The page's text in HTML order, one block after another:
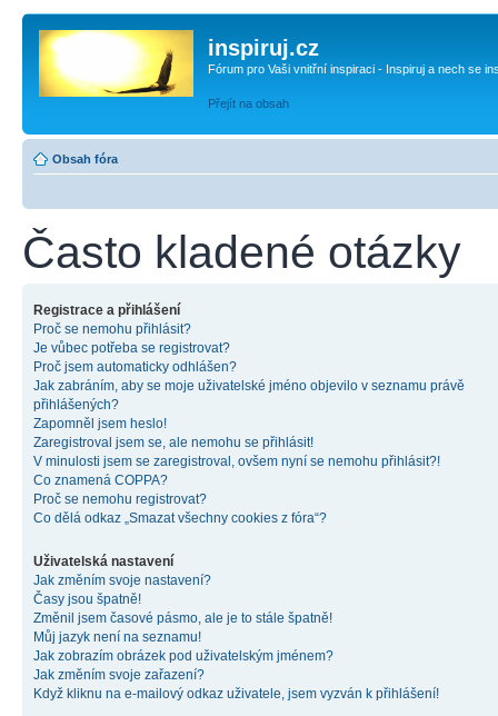
inspiruj.cz
Fórum pro Vaši vnitřní inspiraci - Inspiruj a nech se
Přejít na obsah
Obsah fóra
Často kladené otázky
Registrace a přihlášení
Proč se nemohu přihlásit?
Je vůbec potřeba se registrovat?
Proč jsem automaticky odhlášen?
Jak zabráním, aby se moje uživatelské jméno objevilo v seznamu právě
přihlášených?
Zapomněl jsem heslo!
Zaregistroval jsem se, ale nemohu se přihlásit!
V minulosti jsem se zaregistroval, ovšem nyní se nemohu přihlásit?!
Co znamená COPPA?
Proč se nemohu registrovat?
Co dělá odkaz „Smazat všechny cookies z fóra“?
Uživatelská nastavení
Jak změním svoje nastavení?
Časy jsou špatně!
Změnil jsem časové pásmo, ale je to stále špatně!
Můj jazyk není na seznamu!
Jak zobrazím obrázek pod uživatelským jménem?
Jak změním svoje zařazení?
Když kliknu na e-mailový odkaz uživatele, jsem vyzván k přihlášení!